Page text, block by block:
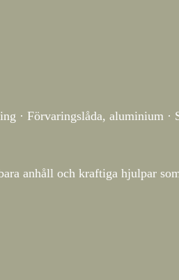
· Förvaringslåda, aluminium ·
anhåll och kraftiga hjulpar